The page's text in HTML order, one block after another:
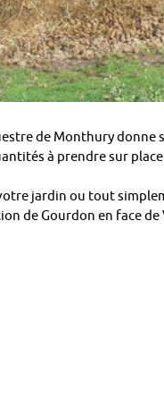
de Monthury donne
à prendre sur
jardin ou tout
de Gourdon en face